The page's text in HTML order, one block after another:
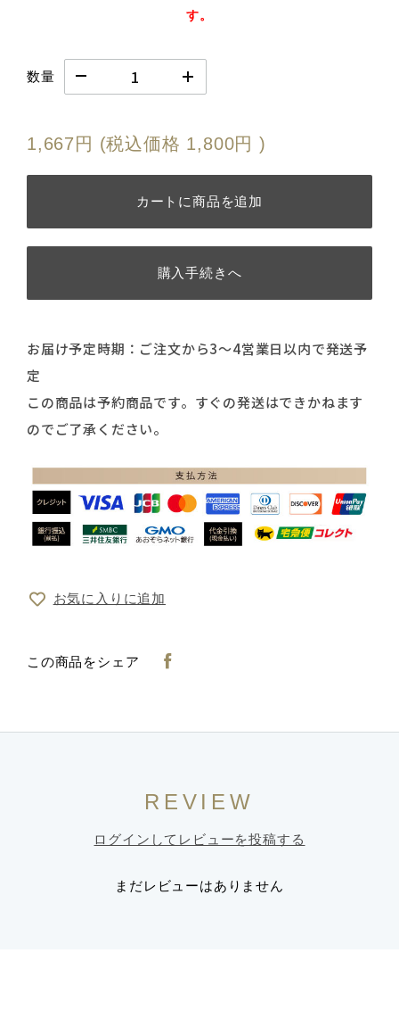
す。
数量
1,667円 (税込価格 1,800円 )
カートに商品を追加
購入手続きへ
お届け予定時期：ご注文から3～4営業日以内で発送予
定
この商品は予約商品です。すぐの発送はできかねます
のでご了承ください。
お気に入りに追加
この商品をシェア
REVIEW
ログインしてレビューを投稿する
まだレビューはありません